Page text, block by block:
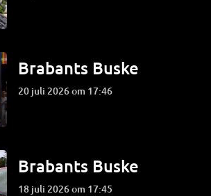
Brabants Buske
20 juli 2026 om 17:46
Brabants Buske
18 juli 2026 om 17:45